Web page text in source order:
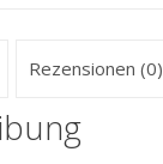
Rezensionen (0)